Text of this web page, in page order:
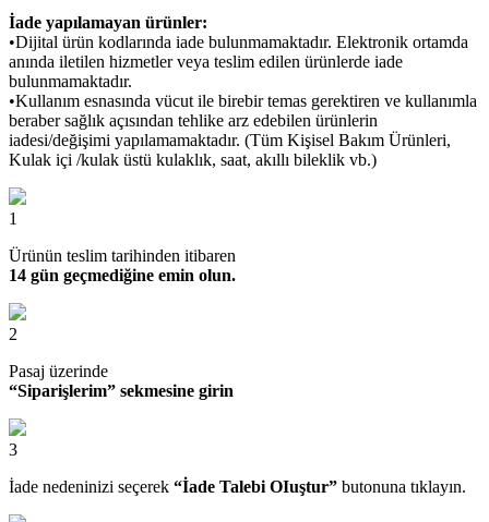
İade yapılamayan ürünler:
•Dijital ürün kodlarında iade bulunmamaktadır. Elektronik ortamda
anında iletilen hizmetler veya teslim edilen ürünlerde iade
bulunmamaktadır.
•Kullanım esnasında vücut ile birebir temas gerektiren ve kullanımla
beraber sağlık açısından tehlike arz edebilen ürünlerin
iadesi/değişimi yapılamamaktadır. (Tüm Kişisel Bakım Ürünleri,
Kulak içi /kulak üstü kulaklık, saat, akıllı bileklik vb.)
1
Ürünün teslim tarihinden itibaren
14 gün geçmediğine emin olun.
2
Pasaj üzerinde
“Siparişlerim” sekmesine girin
3
İade nedeninizi seçerek “İade Talebi OIuştur” butonuna tıklayın.